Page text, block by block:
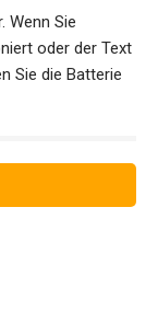
Wenn Sie
oder der Text
Sie die Batterie